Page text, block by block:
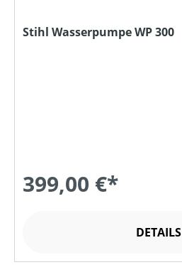
Stihl Wasserpumpe WP 300
399,00 €*
DETAILS